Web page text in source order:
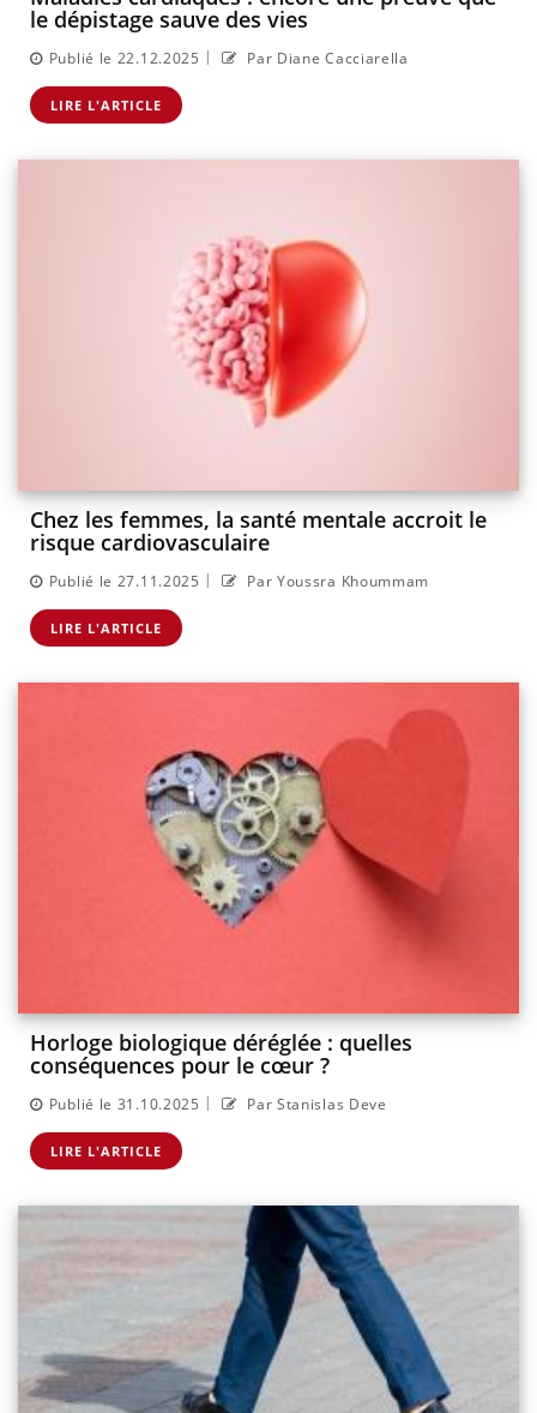
le dépistage sauve des vies
Publié le 22.12.2025 | Par Diane Cacciarella
LIRE L'ARTICLE
Chez les femmes, la santé mentale accroit le
risque cardiovasculaire
Publié le 27.11.2025 | Par Youssra Khoummam
LIRE L'ARTICLE
Horloge biologique déréglée : quelles
conséquences pour le cœur ?
Publié le 31.10.2025 | Par Stanislas Deve
LIRE L'ARTICLE